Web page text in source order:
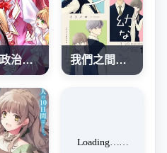
本應政治聯姻了的前男友 （現上司）追着我求複合 我們之間，只差一句喜歡